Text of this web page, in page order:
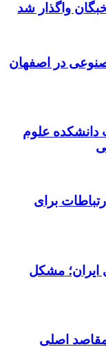
در اصفهان
دانشکده علوم
برای
ایران؛ مشکل
اصلی